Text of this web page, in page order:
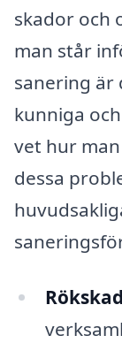
skador och
man står
sanering är
kunniga
vet hur
dessa